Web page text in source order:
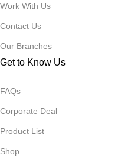
Work With Us
Contact Us
Our Branches
Get to Know Us
FAQs
Corporate Deal
Product List
Shop